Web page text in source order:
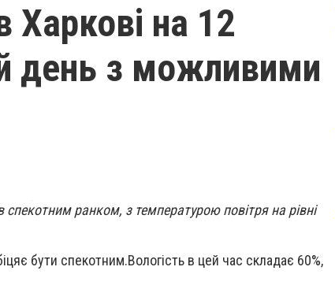
Харкові на 12
день з можливими
спекотним ранком, з температурою повітря на рівні
бути спекотним.Вологість в цей час складає 60%,